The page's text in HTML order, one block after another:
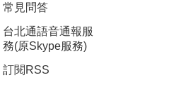
常見問答
台北通語音通報服
務(原Skype服務)
訂閱RSS